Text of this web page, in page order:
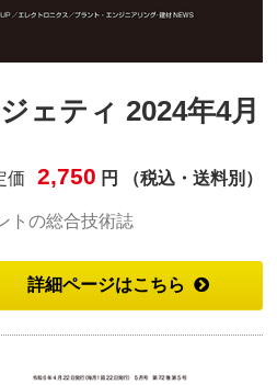
ェティ 2024年4月
価 2,750 円 （税込・送料別）
トの総合技術誌
詳細ページはこちら